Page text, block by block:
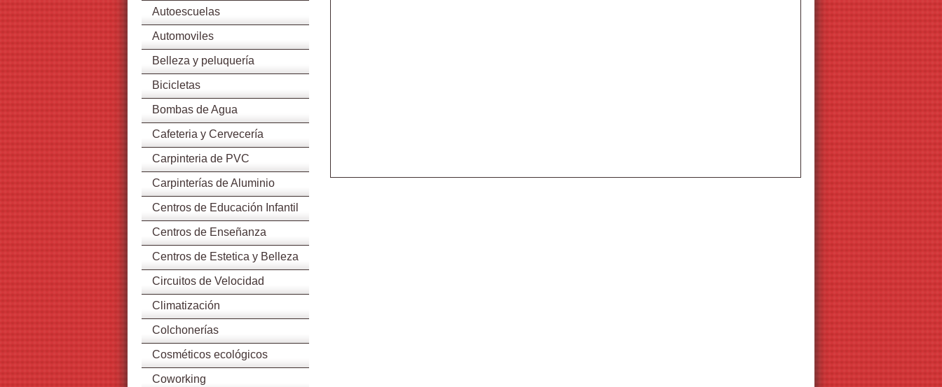
Autoescuelas
Automoviles
Belleza y peluquería
Bicicletas
Bombas de Agua
Cafeteria y Cervecería
Carpinteria de PVC
Carpinterías de Aluminio
Centros de Educación Infantil
Centros de Enseñanza
Centros de Estetica y Belleza
Circuitos de Velocidad
Climatización
Colchonerías
Cosméticos ecológicos
Coworking